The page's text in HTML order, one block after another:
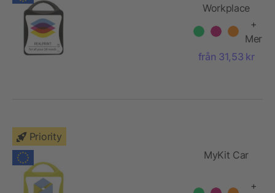
Workplace
+
Mer
från 31,53 kr
Priority
MyKit Car
+